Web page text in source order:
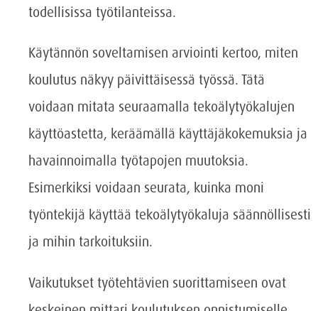
todellisissa työtilanteissa.
Käytännön soveltamisen arviointi kertoo, miten
koulutus näkyy päivittäisessä työssä. Tätä
voidaan mitata seuraamalla tekoälytyökalujen
käyttöastetta, keräämällä käyttäjäkokemuksia ja
havainnoimalla työtapojen muutoksia.
Esimerkiksi voidaan seurata, kuinka moni
työntekijä käyttää tekoälytyökaluja säännöllisesti
ja mihin tarkoituksiin.
Vaikutukset työtehtävien suorittamiseen ovat